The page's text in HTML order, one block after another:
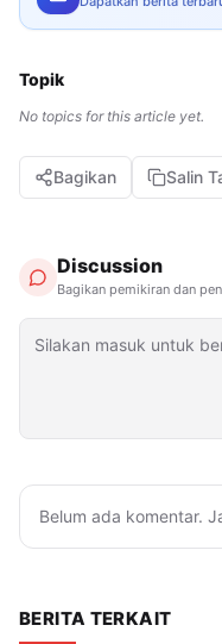
Topik
No topics for this article yet.
Bagikan Salin
Discussion
Bagikan pemikiran dan
Belum ada komentar.
BERITA TERKAIT